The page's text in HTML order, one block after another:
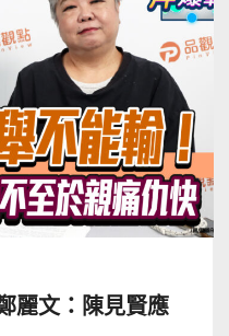
麗文：陳見賢應